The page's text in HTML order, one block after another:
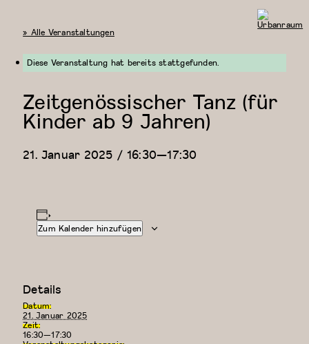
« Alle Veranstaltungen
Diese Veranstaltung hat bereits stattgefunden.
Zeitgenössischer Tanz (für
Kinder ab 9 Jahren)
21. Januar 2025 / 16:30—17:30
Zum Kalender hinzufügen
Details
Datum:
21. Januar 2025
Zeit:
16:30—17:30